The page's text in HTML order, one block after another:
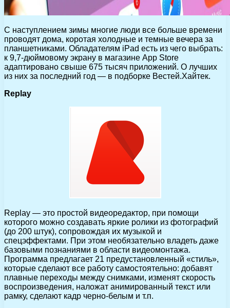
С наступлением зимы многие люди все больше времени
проводят дома, коротая холодные и темные вечера за
планшетниками. Обладателям iPad есть из чего выбрать:
к 9,7-дюймовому экрану в магазине App Store
адаптировано свыше 675 тысяч приложений. О лучших
из них за последний год — в подборке Вестей.Хайтек.
Replay
Replay — это простой видеоредактор, при помощи
которого можно создавать яркие ролики из фотографий
(до 200 штук), сопровождая их музыкой и
спецэффектами. При этом необязательно владеть даже
базовыми познаниями в области видеомонтажа.
Программа предлагает 21 предустановленный «стиль»,
которые сделают все работу самостоятельно: добавят
плавные переходы между снимками, изменят скорость
воспроизведения, наложат анимированный текст или
рамку, сделают кадр черно-белым и т.п.